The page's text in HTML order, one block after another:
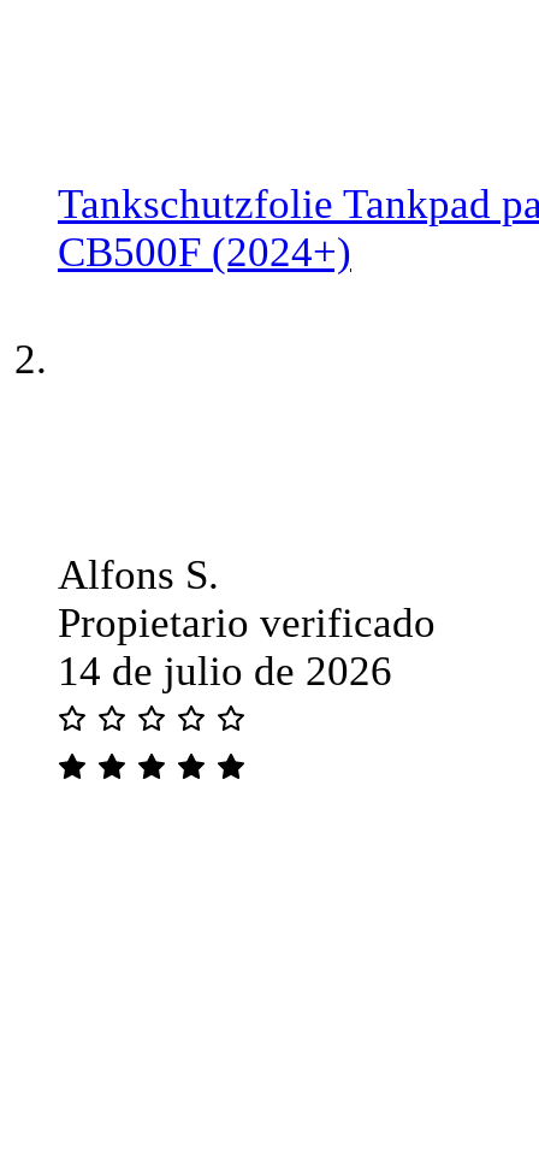
Tankschutzfolie Tankpad
CB500F (2024+)
Alfons S.
Propietario verificado
14 de julio de 2026